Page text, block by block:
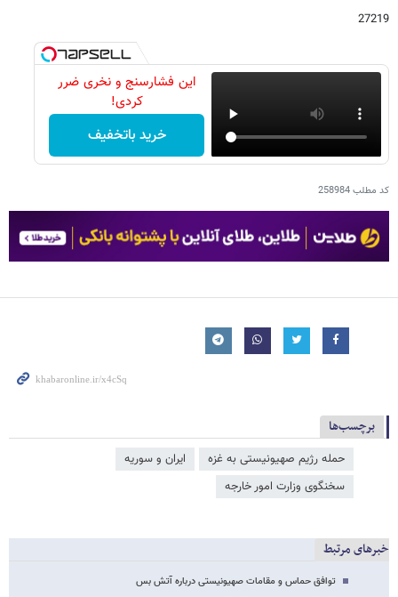
27219
این فشارسنج و نخری ضرر
کردی!
خرید باتخفیف
کد مطلب258984
برچسب‌ها
حمله رژیم صهیونیستی به غزه
ایران و سوریه
سخنگوی وزارت امور خارجه
خبرهای مرتبط
توافق حماس و مقامات صهیونیستی درباره آتش بس